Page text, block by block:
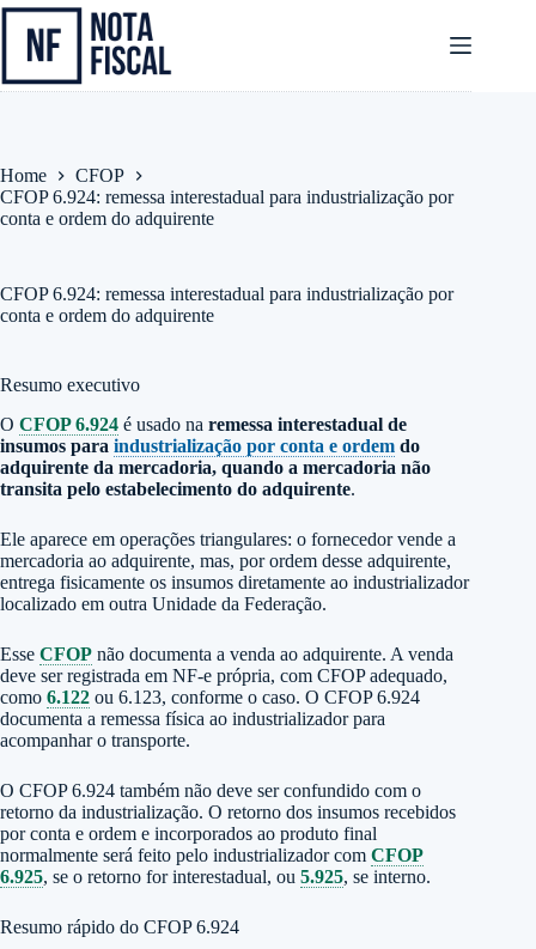
Pular
para
Home
CFOP
CFOP 6.924: remessa interestadual para industrialização por
conta e ordem do adquirente
CFOP 6.924: remessa interestadual para industrialização por
conta e ordem do adquirente
Resumo executivo
O CFOP 6.924 é usado na remessa interestadual de
insumos para industrialização por conta e ordem do
adquirente da mercadoria, quando a mercadoria não
transita pelo estabelecimento do adquirente.
Ele aparece em operações triangulares: o fornecedor vende a
mercadoria ao adquirente, mas, por ordem desse adquirente,
entrega fisicamente os insumos diretamente ao industrializador
localizado em outra Unidade da Federação.
Esse CFOP não documenta a venda ao adquirente. A venda
deve ser registrada em NF-e própria, com CFOP adequado,
como 6.122 ou 6.123, conforme o caso. O CFOP 6.924
documenta a remessa física ao industrializador para
acompanhar o transporte.
O CFOP 6.924 também não deve ser confundido com o
retorno da industrialização. O retorno dos insumos recebidos
por conta e ordem e incorporados ao produto final
normalmente será feito pelo industrializador com CFOP
6.925, se o retorno for interestadual, ou 5.925, se interno.
Resumo rápido do CFOP 6.924